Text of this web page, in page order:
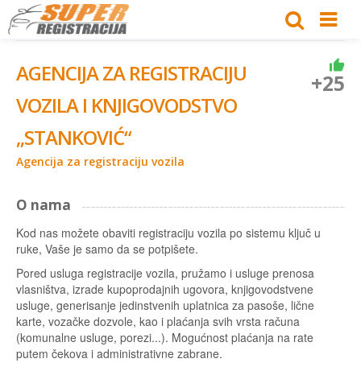
AGENCIJA ZA REGISTRACIJU
VOZILA I KNJIGOVODSTVO
„STANKOVIĆ“
Agencija za registraciju vozila
+25
O nama
Kod nas možete obaviti registraciju vozila po sistemu ključ u
ruke, Vaše je samo da se potpišete.
Pored usluga registracije vozila, pružamo i usluge prenosa
vlasništva, izrade kupoprodajnih ugovora, knjigovodstvene
usluge, generisanje jedinstvenih uplatnica za pasoše, lične
karte, vozačke dozvole, kao i plaćanja svih vrsta računa
(komunalne usluge, porezi...). Mogućnost plaćanja na rate
putem čekova i administrativne zabrane.